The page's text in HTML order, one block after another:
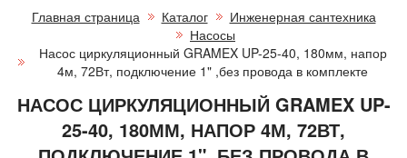
Главная страница Каталог
Инженерная сантехника
Насосы
Насос циркуляционный GRAMEX UP-25-40, 180мм, напор
4м, 72Вт, подключение 1" ,без провода в комплекте
НАСОС ЦИРКУЛЯЦИОННЫЙ GRAMEX UP-
25-40, 180ММ, НАПОР 4М, 72ВТ,